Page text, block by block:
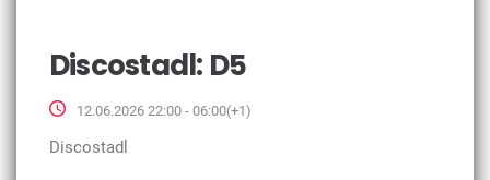
Discostadl: D5
12.06.2026 22:00 - 06:00(+1)
Discostadl